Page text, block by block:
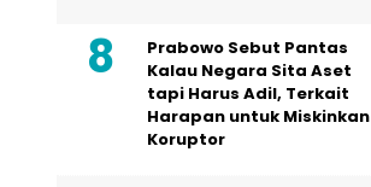
Prabowo Sebut Pantas
Kalau Negara Sita Aset
tapi Harus Adil, Terkait
Harapan untuk Miskinkan
Koruptor